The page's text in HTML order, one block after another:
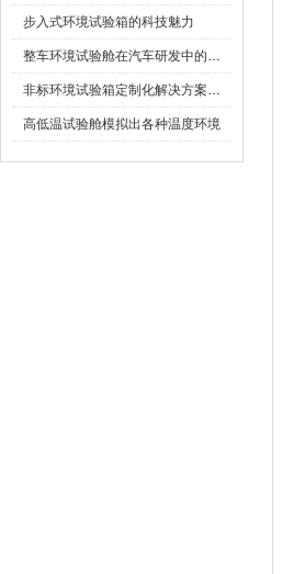
步入式环境试验箱的科技魅力
整车环境试验舱在汽车研发中的作用
非标环境试验箱定制化解决方案在可靠性测试中的重要性
高低温试验舱模拟出各种温度环境